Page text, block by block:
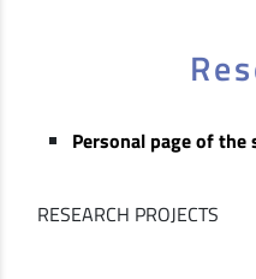
Personal page of
RESEARCH PROJECTS